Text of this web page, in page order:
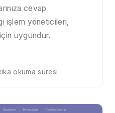
cevap
işlem yöneticileri,
uygundur.
okuma süresi